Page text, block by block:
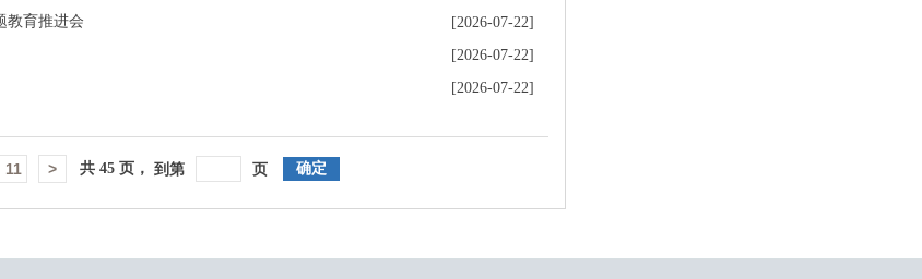
教育推进会
[2026-07-22]
[2026-07-22]
[2026-07-22]
11 > 共 45 页， 到第 页 确定